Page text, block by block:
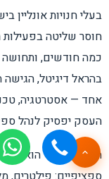
בעלי חנויות
חוסר שליטה
כמה חודשים,
בהראל דיגיטל,
אחד — אסטרטגיה,
העסק יפסיק לנהל
היתרון הנוסף הוא